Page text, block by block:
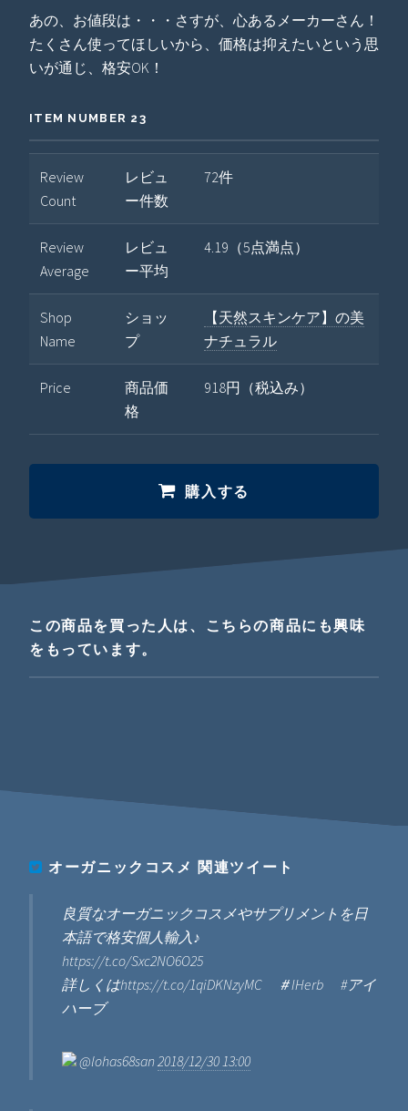
あの、お値段は・・・さすが、心あるメーカーさん！
たくさん使ってほしいから、価格は抑えたいという思
いが通じ、格安OK！
ITEM NUMBER 23
Review
Count
レビュ
ー件数
72件
Review
Average
レビュ
ー平均
4.19（5点満点）
Shop
Name
ショッ
プ
【天然スキンケア】の美
ナチュラル
Price
商品価
格
918円（税込み）
購入する
この商品を買った人は、こちらの商品にも興味
をもっています。
オーガニックコスメ 関連ツイート
良質なオーガニックコスメやサプリメントを日
本語で格安個人輸入♪
https://t.co/Sxc2NO6O25
詳しくはhttps://t.co/1qiDKNzyMC ＃IHerb #アイ
ハーブ
@lohas68san 2018/12/30 13:00